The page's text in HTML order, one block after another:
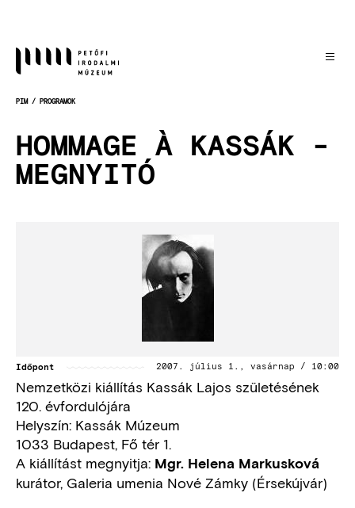
PIM PROGRAMOK
HOMMAGE À KASSÁK -
MEGNYITÓ
Időpont 2007. július 1., vasárnap / 10:00
Nemzetközi kiállítás Kassák Lajos születésének
120. évfordulójára
Helyszín: Kassák Múzeum
1033 Budapest, Fő tér 1.
A kiállítást megnyitja: Mgr. Helena Markusková
kurátor, Galeria umenia Nové Zámky (Érsekújvár)